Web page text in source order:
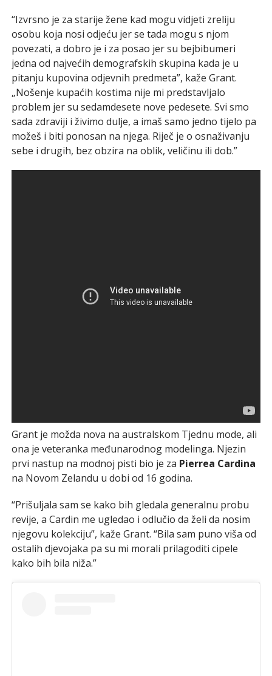
“Izvrsno je za starije žene kad mogu vidjeti zreliju
osobu koja nosi odjeću jer se tada mogu s njom
povezati, a dobro je i za posao jer su bejbibumeri
jedna od najvećih demografskih skupina kada je u
pitanju kupovina odjevnih predmeta”, kaže Grant.
„Nošenje kupaćih kostima nije mi predstavljalo
problem jer su sedamdesete nove pedesete. Svi smo
sada zdraviji i živimo dulje, a imaš samo jedno tijelo pa
možeš i biti ponosan na njega. Riječ je o osnaživanju
sebe i drugih, bez obzira na oblik, veličinu ili dob.”
Grant je možda nova na australskom Tjednu mode, ali
ona je veteranka međunarodnog modelinga. Njezin
prvi nastup na modnoj pisti bio je za Pierrea Cardina
na Novom Zelandu u dobi od 16 godina.
“Prišuljala sam se kako bih gledala generalnu probu
revije, a Cardin me ugledao i odlučio da želi da nosim
njegovu kolekciju”, kaže Grant. “Bila sam puno viša od
ostalih djevojaka pa su mi morali prilagoditi cipele
kako bih bila niža.”